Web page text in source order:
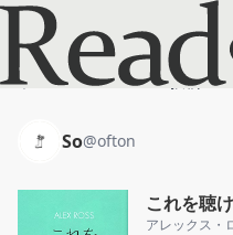
So" これを
ホーム So 投稿
So@ofton
これを聴け
アレックス・